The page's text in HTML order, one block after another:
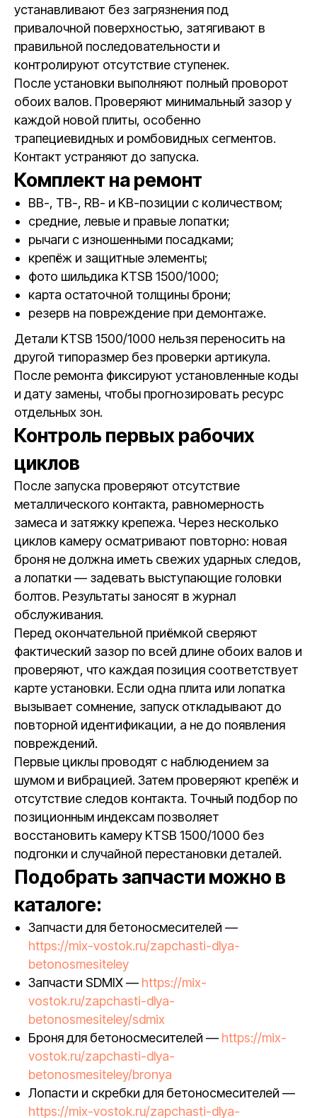
устанавливают без загрязнения под
привалочной поверхностью, затягивают в
правильной последовательности и
контролируют отсутствие ступенек.
После установки выполняют полный проворот
обоих валов. Проверяют минимальный зазор у
каждой новой плиты, особенно
трапециевидных и ромбовидных сегментов.
Контакт устраняют до запуска.
Комплект на ремонт
BB-, TB-, RB- и KB-позиции с количеством;
средние, левые и правые лопатки;
рычаги с изношенными посадками;
крепёж и защитные элементы;
фото шильдика KTSB 1500/1000;
карта остаточной толщины брони;
резерв на повреждение при демонтаже.
Детали KTSB 1500/1000 нельзя переносить на
другой типоразмер без проверки артикула.
После ремонта фиксируют установленные коды
и дату замены, чтобы прогнозировать ресурс
отдельных зон.
Контроль первых рабочих
циклов
После запуска проверяют отсутствие
металлического контакта, равномерность
замеса и затяжку крепежа. Через несколько
циклов камеру осматривают повторно: новая
броня не должна иметь свежих ударных следов,
а лопатки — задевать выступающие головки
болтов. Результаты заносят в журнал
обслуживания.
Перед окончательной приёмкой сверяют
фактический зазор по всей длине обоих валов и
проверяют, что каждая позиция соответствует
карте установки. Если одна плита или лопатка
вызывает сомнение, запуск откладывают до
повторной идентификации, а не до появления
повреждений.
Первые циклы проводят с наблюдением за
шумом и вибрацией. Затем проверяют крепёж и
отсутствие следов контакта. Точный подбор по
позиционным индексам позволяет
восстановить камеру KTSB 1500/1000 без
подгонки и случайной перестановки деталей.
Подобрать запчасти можно в
каталоге:
Запчасти для бетоносмесителей —
https://mix-vostok.ru/zapchasti-dlya-
betonosmesiteley
Запчасти SDMIX — https://mix-
vostok.ru/zapchasti-dlya-
betonosmesiteley/sdmix
Броня для бетоносмесителей — https://mix-
vostok.ru/zapchasti-dlya-
betonosmesiteley/bronya
Лопасти и скребки для бетоносмесителей —
https://mix-vostok.ru/zapchasti-dlya-